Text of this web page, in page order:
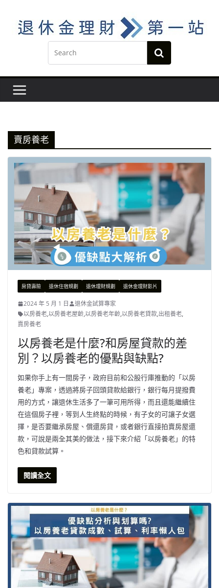
content
賣房養老
房貸壽險 退休住宿規劃 退休理財規劃 退休金理財影片
2024 年 5 月 1 日
退休金試算專家
以房養老,以房養老屋齡,以房養老年齡,以房養老貸款,出租養老,
賣房養老
以房養老是什麼?和房屋貸款的差
別？以房養老的優點與缺點?
如果你手上有一間房子，政府目前和公股行庫推動的「以房
養老」專案，透過將房子回頭貸款給銀行，銀行每月提撥費
用的方式，讓退休生活多了一筆可用所得，而且還能繼續住
在這個房子裡，等到人生終點的時候，有子女的可讓子女選
擇，是否要繼承房屋、償還房貸，或者銀行直接拍賣房屋還
款，可說是兩全其美的做法，接下來介紹「以房養老」的特
色和貸款試算。
閱讀全文